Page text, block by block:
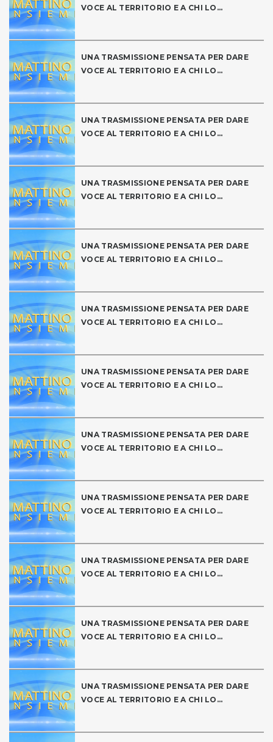
VOCE AL TERRITORIO E A CHI LO...
UNA TRASMISSIONE PENSATA PER DARE
VOCE AL TERRITORIO E A CHI LO...
UNA TRASMISSIONE PENSATA PER DARE
VOCE AL TERRITORIO E A CHI LO...
UNA TRASMISSIONE PENSATA PER DARE
VOCE AL TERRITORIO E A CHI LO...
UNA TRASMISSIONE PENSATA PER DARE
VOCE AL TERRITORIO E A CHI LO...
UNA TRASMISSIONE PENSATA PER DARE
VOCE AL TERRITORIO E A CHI LO...
UNA TRASMISSIONE PENSATA PER DARE
VOCE AL TERRITORIO E A CHI LO...
UNA TRASMISSIONE PENSATA PER DARE
VOCE AL TERRITORIO E A CHI LO...
UNA TRASMISSIONE PENSATA PER DARE
VOCE AL TERRITORIO E A CHI LO...
UNA TRASMISSIONE PENSATA PER DARE
VOCE AL TERRITORIO E A CHI LO...
UNA TRASMISSIONE PENSATA PER DARE
VOCE AL TERRITORIO E A CHI LO...
UNA TRASMISSIONE PENSATA PER DARE
VOCE AL TERRITORIO E A CHI LO...